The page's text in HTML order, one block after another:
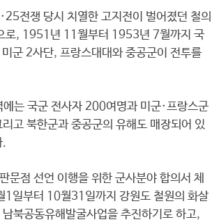
전쟁 당시 치열한 고지전이 벌어졌던 철의
로, 1951년 11월부터 1953년 7월까지 국
군 2사단, 프랑스대대와 중공군이 전투를
에는 국군 전사자 200여명과 미군·프랑스군
고 북한군과 중공군의 유해도 매장되어 있
.
문점 선언 이행을 위한 군사분야 합의서 체
1일부터 10월31일까지 강원도 철원의 화살
북공동유해발굴사업을 추진하기로 하고,